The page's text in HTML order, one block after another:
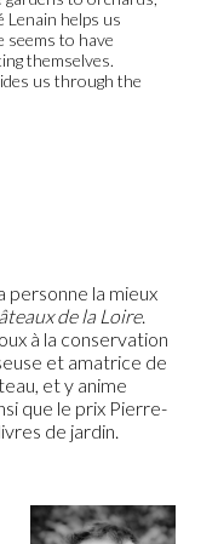
Lenain helps us
seems to have
themselves.
us through the
personne la mieux
de la Loire.
à la conservation
et amatrice de
et y anime
que le prix Pierre-
de jardin.